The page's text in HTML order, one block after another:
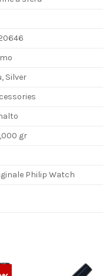
Silver
gr
Philip Watch